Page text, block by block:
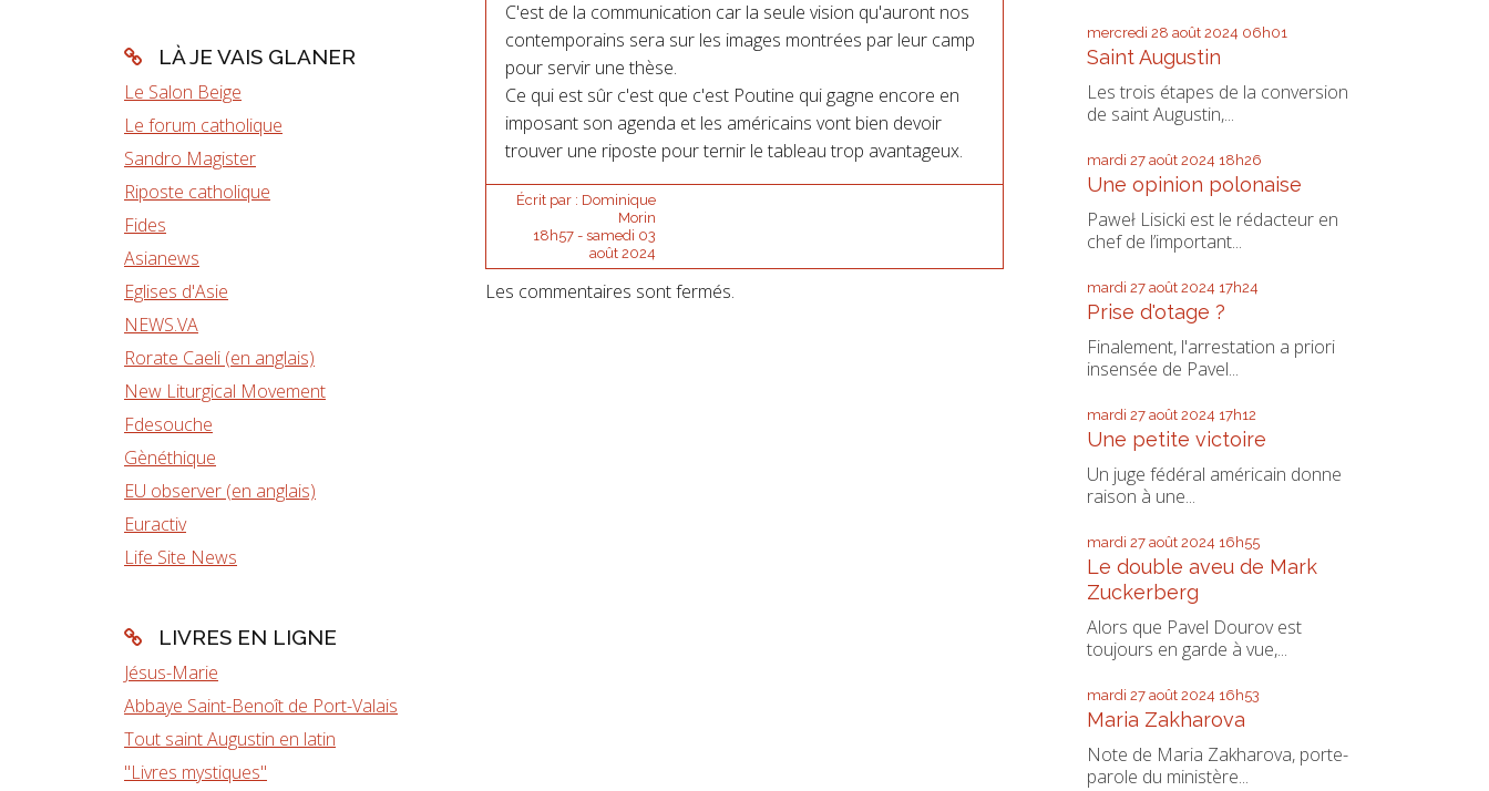
LÀ JE VAIS GLANER
Le Salon Beige
Le forum catholique
Sandro Magister
Riposte catholique
Fides
Asianews
Eglises d'Asie
NEWS.VA
Rorate Caeli (en anglais)
New Liturgical Movement
Fdesouche
Gènéthique
EU observer (en anglais)
Euractiv
Life Site News
LIVRES EN LIGNE
Jésus-Marie
Abbaye Saint-Benoît de Port-Valais
Tout saint Augustin en latin
"Livres mystiques"
C'est de la communication car la seule vision qu'auront nos
contemporains sera sur les images montrées par leur camp
pour servir une thèse.
Ce qui est sûr c'est que c'est Poutine qui gagne encore en
imposant son agenda et les américains vont bien devoir
trouver une riposte pour ternir le tableau trop avantageux.
Écrit par : Dominique
Morin
18h57- samedi 03
août 2024
Les commentaires sont fermés.
mercredi 28 août 2024 06h01
Saint Augustin
Les trois étapes de la conversion
de saint Augustin,...
mardi 27 août 2024 18h26
Une opinion polonaise
Paweł Lisicki est le rédacteur en
chef de l’important...
mardi 27 août 2024 17h24
Prise d'otage ?
Finalement, l'arrestation a priori
insensée de Pavel...
mardi 27 août 2024 17h12
Une petite victoire
Un juge fédéral américain donne
raison à une...
mardi 27 août 2024 16h55
Le double aveu de Mark
Zuckerberg
Alors que Pavel Dourov est
toujours en garde à vue,...
mardi 27 août 2024 16h53
Maria Zakharova
Note de Maria Zakharova, porte-
parole du ministère...